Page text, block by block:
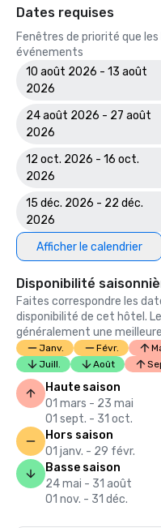
Dates requises
Fenêtres de priorité que
événements
10 août 2026 - 13 août
2026
24 août 2026 - 27 août
2026
12 oct. 2026 - 16 oct.
2026
15 déc. 2026 - 22 déc.
2026
Afficher le calendrier
Disponibilité
Faites correspondre les
disponibilité de cet hôtel.
généralement une
Janv. Févr.
Juill.
Août
Haute saison
01 mars - 23 mai
01 sept. - 31 oct.
Hors saison
01 janv. - 29 févr.
Basse saison
24 mai - 31 août
01 nov. - 31 déc.